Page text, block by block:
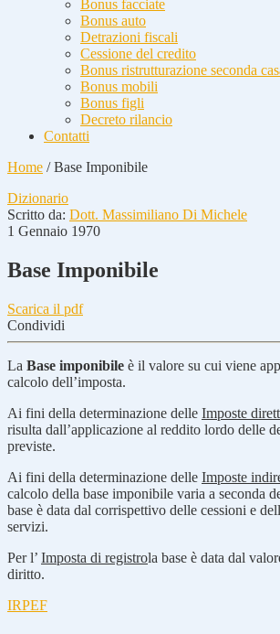
Bonus facciate
Bonus auto
Detrazioni fiscali
Cessione del credito
Bonus ristrutturazione seconda
Bonus mobili
Bonus figli
Decreto rilancio
Contatti
Home /Base Imponibile
Dizionario
Scritto da: Dott. Massimiliano Di Michele
1 Gennaio 1970
Base Imponibile
Scarica il pdf
Condividi
La Base imponibile è il valore su cui viene
calcolo dell’imposta.
Ai fini della determinazione delle Imposte
risulta dall’applicazione al reddito lordo delle
previste.
Ai fini della determinazione delle Imposte
calcolo della base imponibile varia a seconda
base è data dal corrispettivo delle cessioni e
servizi.
Per l’ Imposta di registrola base è data dal
diritto.
IRPEF